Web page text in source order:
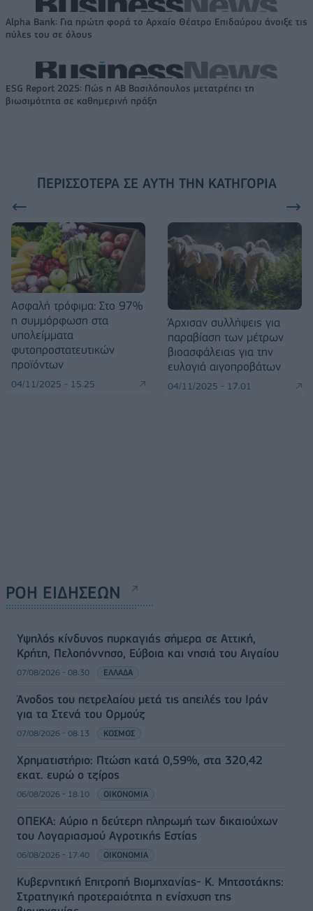
Alpha Bank: Για πρώτη φορά το Αρχαίο Θέατρο Επιδαύρου άνοιξε τις
πύλες του σε όλους
ESG Report 2025: Πώς η ΑΒ Βασιλόπουλος μετατρέπει τη
βιωσιμότητα σε καθημερινή πράξη
ΠΕΡΙΣΣΌΤΕΡΑ ΣΕ ΑΥΤΉ ΤΗΝ ΚΑΤΗΓΟΡΊΑ
Ασφαλή τρόφιμα: Στο 97%
η συμμόρφωση στα
υπολείμματα
φυτοπροστατευτικών
προϊόντων
04/11/2025 - 15:25
Άρχισαν συλλήψεις για
παραβίαση των μέτρων
βιοασφάλειας για την
ευλογιά αιγοπροβάτων
04/11/2025 - 17:01
ΡΟΗ ΕΙΔΗΣΕΩΝ
Υψηλός κίνδυνος πυρκαγιάς σήμερα σε Αττική,
Κρήτη, Πελοπόννησο, Εύβοια και νησιά του Αιγαίου
07/08/2026 - 08:30 ΕΛΛΑΔΑ
Άνοδος του πετρελαίου μετά τις απειλές του Ιράν
για τα Στενά του Ορμούζ
07/08/2026 - 08:13 ΚΟΣΜΟΣ
Χρηματιστήριο: Πτώση κατά 0,59%, στα 320,42
εκατ. ευρώ ο τζίρος
06/08/2026 - 18:10 ΟΙΚΟΝΟΜΙΑ
ΟΠΕΚΑ: Αύριο η δεύτερη πληρωμή των δικαιούχων
του Λογαριασμού Αγροτικής Εστίας
06/08/2026 - 17:40 ΟΙΚΟΝΟΜΙΑ
Κυβερνητική Επιτροπή Βιομηχανίας- Κ. Μητσοτάκης:
Στρατηγική προτεραιότητα η ενίσχυση της